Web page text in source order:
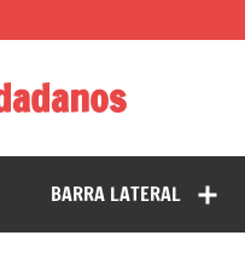
BARRA LATERAL